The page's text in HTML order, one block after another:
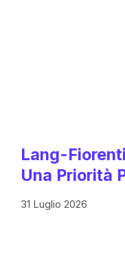
Lang-
Una Priorità
31 Luglio 2026